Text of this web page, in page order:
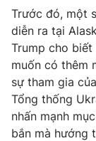
Trước đó, một
diễn ra tại
Trump cho biết
muốn có thêm
sự tham gia
Tổng thống
nhấn mạnh
bắn mà hướng